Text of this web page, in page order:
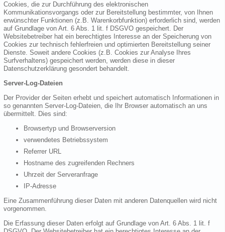
Cookies, die zur Durchführung des elektronischen
Kommunikationsvorgangs oder zur Bereitstellung bestimmter, von Ihnen
erwünschter Funktionen (z.B. Warenkorbfunktion) erforderlich sind, werden
auf Grundlage von Art. 6 Abs. 1 lit. f DSGVO gespeichert. Der
Websitebetreiber hat ein berechtigtes Interesse an der Speicherung von
Cookies zur technisch fehlerfreien und optimierten Bereitstellung seiner
Dienste. Soweit andere Cookies (z.B. Cookies zur Analyse Ihres
Surfverhaltens) gespeichert werden, werden diese in dieser
Datenschutzerklärung gesondert behandelt.
Server-Log-Dateien
Der Provider der Seiten erhebt und speichert automatisch Informationen in
so genannten Server-Log-Dateien, die Ihr Browser automatisch an uns
übermittelt. Dies sind:
Browsertyp und Browserversion
verwendetes Betriebssystem
Referrer URL
Hostname des zugreifenden Rechners
Uhrzeit der Serveranfrage
IP-Adresse
Eine Zusammenführung dieser Daten mit anderen Datenquellen wird nicht
vorgenommen.
Die Erfassung dieser Daten erfolgt auf Grundlage von Art. 6 Abs. 1 lit. f